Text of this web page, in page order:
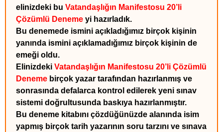
elinizdeki bu Vatandaşlığın Manifestosu 20’li
Çözümlü Deneme yi hazırladık.
Bu denemede ismini açıkladığımız birçok kişinin
yanında ismini açıklamadığımız birçok kişinin de
emeği oldu.
Elinizdeki Vatandaşlığın Manifestosu 20’li Çözümlü
Deneme birçok yazar tarafından hazırlanmış ve
sonrasında defalarca kontrol edilerek yeni sınav
sistemi doğrultusunda baskıya hazırlanmıştır.
Bu deneme kitabını çözdüğünüzde alanında isim
yapmış birçok tarih yazarının soru tarzını ve sınava